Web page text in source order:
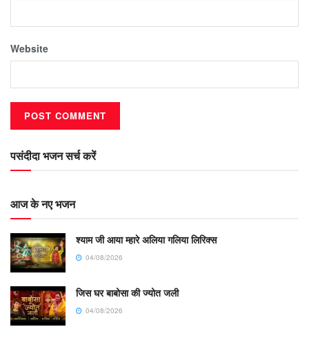
Website
पसंदीदा भजन सर्च करें
आज के नए भजन
श्याम जी आया म्हारे अलिया गलिया लिरिक्स
04/08/2026
जिस घर बाबोसा की ज्योत जली
04/08/2026